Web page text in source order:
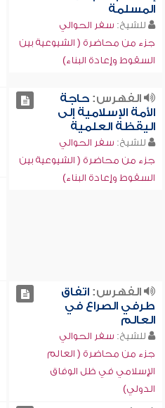
المسلمة
للشيخ: سفر الحوالي
جزء من محاضرة ( الشيوعية بين
السقوط وإعادة البناء)
الفهرس:حاجة
الأمة الإسلامية إلى
اليقظة العلمية
للشيخ: سفر الحوالي
جزء من محاضرة ( الشيوعية بين
السقوط وإعادة البناء)
الفهرس:اتفاق
طرفي الصراع في
العالم
للشيخ: سفر الحوالي
جزء من محاضرة ( العالم
الإسلامي في ظل الوفاق
الدولي)